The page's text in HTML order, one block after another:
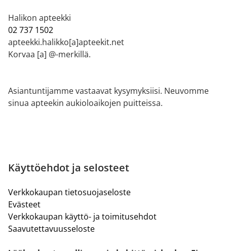
Halikon apteekki
02 737 1502
apteekki.halikko[a]apteekit.net
Korvaa [a] @-merkillä.
Asiantuntijamme vastaavat kysymyksiisi. Neuvomme
sinua apteekin aukioloaikojen puitteissa.
Käyttöehdot ja selosteet
Verkkokaupan tietosuojaseloste
Evästeet
Verkkokaupan käyttö- ja toimitusehdot
Saavutettavuusseloste